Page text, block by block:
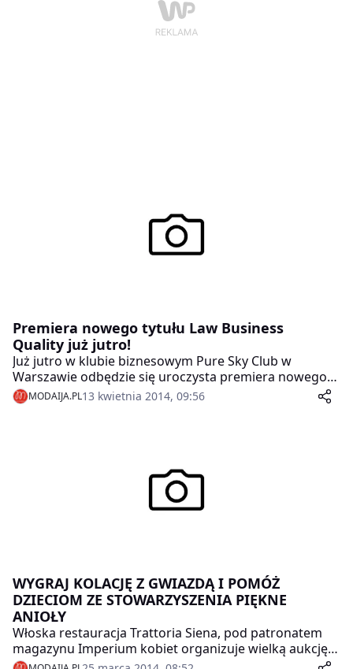
Premiera nowego tytułu Law Business
Quality już jutro!
Już jutro w klubie biznesowym Pure Sky Club w
Warszawie odbędzie się uroczysta premiera nowego
tytułu wydawnictwa I.D.MEDIA pt. Law Business
Quality. Redaktor naczelną magazynu została Ilona
MODAIJA.PL13 kwietnia 2014, 09:56
WYGRAJ KOLACJĘ Z GWIAZDĄ I POMÓŻ
DZIECIOM ZE STOWARZYSZENIA PIĘKNE
ANIOŁY
Włoska restauracja Trattoria Siena, pod patronatem
magazynu Imperium kobiet organizuje wielką aukcję
pod hasłem „KOLACJI Z GWIAZDĄ„. Weź udział w